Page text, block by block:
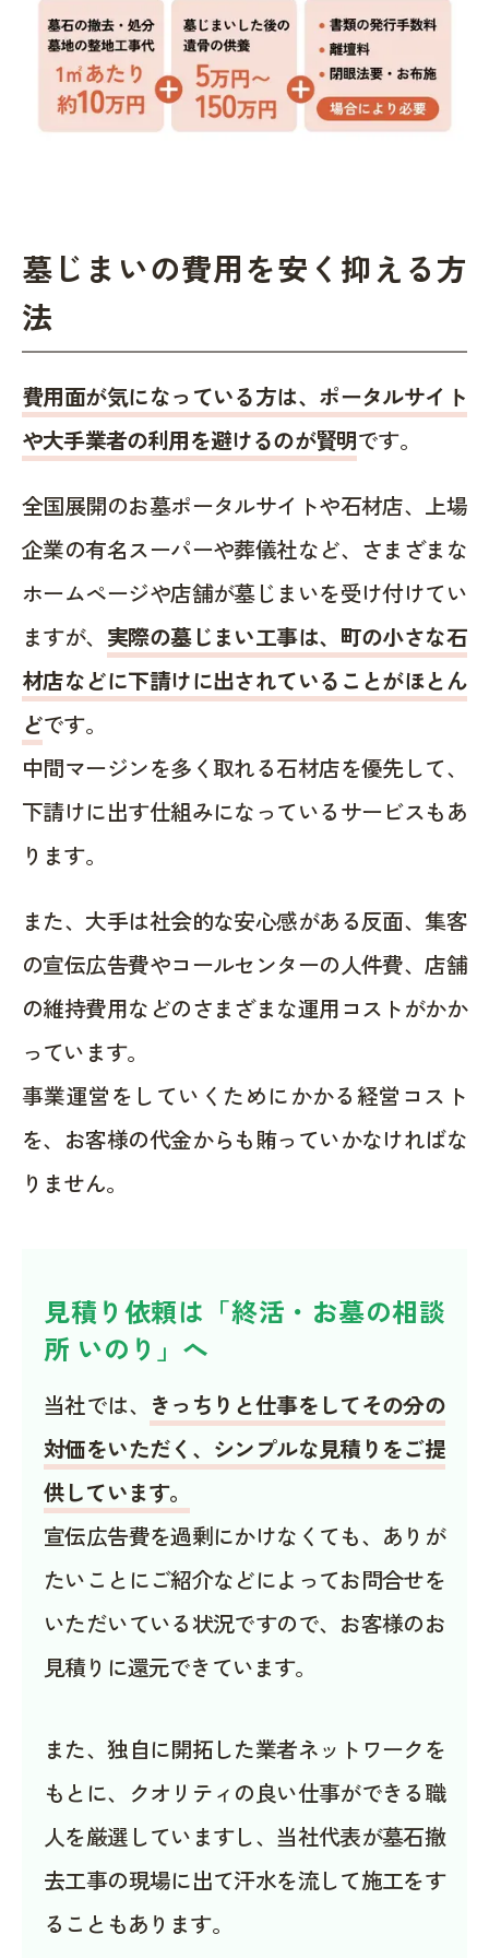
墓じまいの費用を安く抑える方
法
費用面が気になっている方は、ポータルサイト
や大手業者の利用を避けるのが賢明です。
全国展開のお墓ポータルサイトや石材店、上場
企業の有名スーパーや葬儀社など、さまざまな
ホームページや店舗が墓じまいを受け付けてい
ますが、 実際の墓じまい工事は、町の小さな石
材店などに下請けに出されていることがほとん
どです。
中間マージンを多く取れる石材店を優先して、
下請けに出す仕組みになっているサービスもあ
ります。
また、大手は社会的な安心感がある反面、集客
の宣伝広告費やコールセンターの人件費、店舗
の維持費用などのさまざまな運用コストがかか
っています。
事業運営をしていくためにかかる経営コスト
を、お客様の代金からも賄っていかなければな
りません。
見積り依頼は「終活・お墓の相談
所 いのり」へ
当社では、 きっちりと仕事をしてその分の
対価をいただく、シンプルな見積りをご提
供しています。
宣伝広告費を過剰にかけなくても、ありが
たいことにご紹介などによってお問合せを
いただいている状況ですので、お客様のお
見積りに還元できています。
また、独自に開拓した業者ネットワークを
もとに、クオリティの良い仕事ができる職
人を厳選していますし、当社代表が墓石撤
去工事の現場に出て汗水を流して施工をす
ることもあります。